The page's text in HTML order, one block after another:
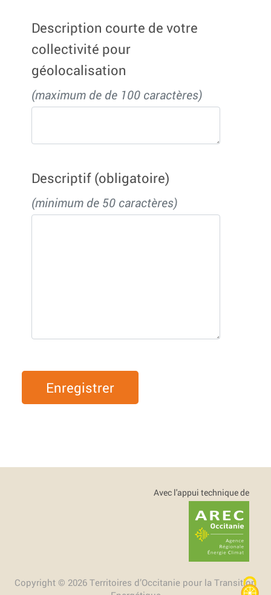
Description courte de votre
collectivité pour
géolocalisation
(maximum de de 100 caractères)
Descriptif (obligatoire)
(minimum de 50 caractères)
Enregistrer
Avec l'appui technique de
Copyright © 2026 Territoires d’Occitanie pour la Transition